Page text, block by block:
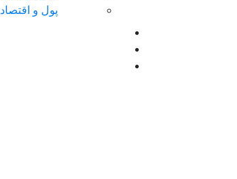
پول و اقتصاد